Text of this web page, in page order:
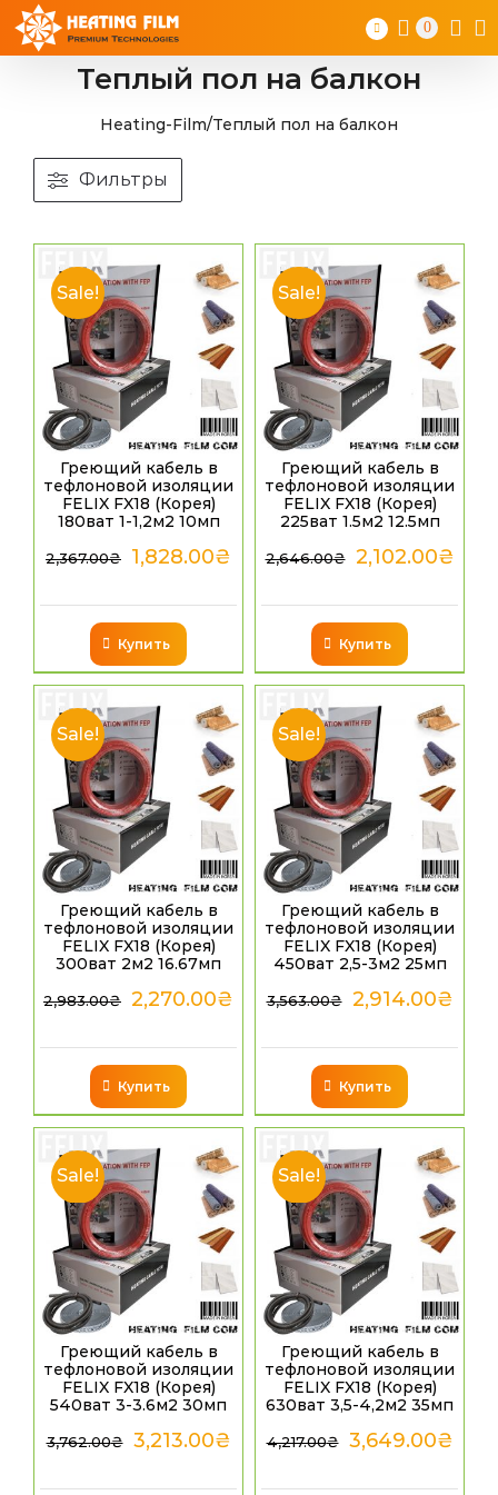
Skip
0
Теплый пол на балкон
Heating-Film/Теплый пол на балкон
Sale!
Греющий кабель в
тефлоновой изоляции
FELIX FX18 (Корея)
180ват 1-1,2м2 10мп
2,367.00₴ 1,828.00₴
Купить
Sale!
Греющий кабель в
тефлоновой изоляции
FELIX FX18 (Корея)
225ват 1.5м2 12.5мп
2,646.00₴ 2,102.00₴
Купить
Sale!
Греющий кабель в
тефлоновой изоляции
FELIX FX18 (Корея)
300ват 2м2 16.67мп
2,983.00₴ 2,270.00₴
Купить
Sale!
Греющий кабель в
тефлоновой изоляции
FELIX FX18 (Корея)
450ват 2,5-3м2 25мп
3,563.00₴ 2,914.00₴
Купить
Sale!
Греющий кабель в
тефлоновой изоляции
FELIX FX18 (Корея)
540ват 3-3.6м2 30мп
3,762.00₴ 3,213.00₴
Sale!
Греющий кабель в
тефлоновой изоляции
FELIX FX18 (Корея)
630ват 3,5-4,2м2 35мп
4,217.00₴ 3,649.00₴
Фильтры